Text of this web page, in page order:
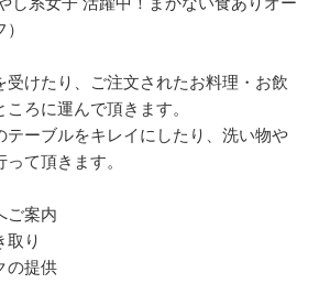
受けたり、ご注文されたお料理・お飲
ろに運んで頂きます。
テーブルをキレイにしたり、洗い物や
て頂きます。
ご案内
取り
の提供